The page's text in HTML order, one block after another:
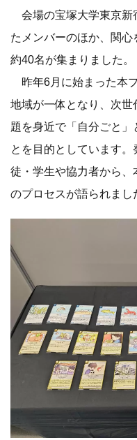
会場の宝塚大学東京新
たメンバーのほか、関
約40名が集まりました。
昨年6月に始まった本
地域が一体となり、次
題を身近で「自分ごと」
とを目的としています
徒・学生や協力者から
のプロセスが語られまし